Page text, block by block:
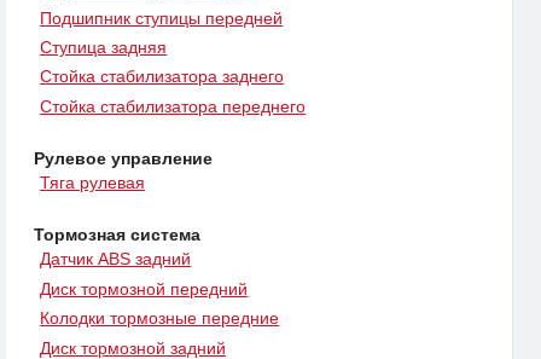
Подшипник ступицы передней
Ступица задняя
Стойка стабилизатора заднего
Стойка стабилизатора переднего
Рулевое управление
Тяга рулевая
Тормозная система
Датчик ABS задний
Диск тормозной передний
Колодки тормозные передние
Диск тормозной задний